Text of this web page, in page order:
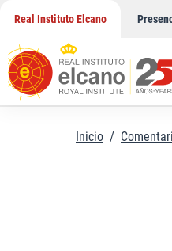
contenido
Real Instituto Elcano
Inicio /